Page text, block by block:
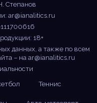
Степанов
ar@ianalitics.ru
18+
данных, а также по всем
– на ar@ianalitics.ru
Теннис